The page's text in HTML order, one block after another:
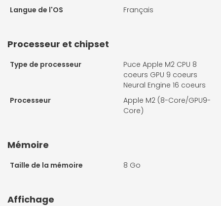
Langue de l'OS
Français
Processeur et chipset
Type de processeur
Puce Apple M2 CPU 8
coeurs GPU 9 coeurs
Neural Engine 16 coeurs
Processeur
Apple M2 (8-Core/GPU9-
Core)
Mémoire
Taille de la mémoire 8 Go
Affichage